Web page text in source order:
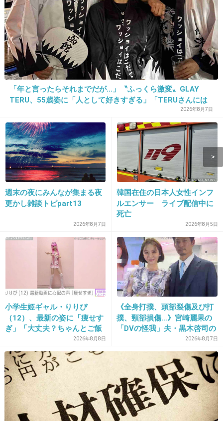
ている。良い時があんまり無いもん。
15件の返信
+79 -16
11. 匿名2025/05/02(金) 22:52:38
いつも風の時代って言ってない？「今年の猛暑はすごい」とか「今年の花粉は
3件の返信
+6
12. 匿名2025/05/02(金) 22:52:48
人生そんな頑張んないで生きてりゃいいじゃ
ん！ぐらい緩くあってほしい
+176 -1
13. 匿名2025/05/02(金) 22:53:01
悪いことしてる人は暴かれていくとか？
4件の返信
14. 匿名 2025/05/02(金) 22:53:08
>>6
「年と言ったらそれまでだが…」〝ふっくら激変〟GLAY
TERU、55歳姿に「人として好きすぎる」「TERUさんには
2026年8月7日
週末の夜にみんなが集まる夜
更かし雑談トピpart13
2026年8月7日
韓国在住の日本人女性インフ
ルエンサー ライブ配信中に
死亡
2026年8月5日
小学生姫ギャル・りりぴ
（12）、最新の姿に「痩せす
ぎ」「大丈夫？ちゃんとご飯
食べてね」など心配の声2026年8月8日
《全身打撲、頭部裂傷及び打
撲、頸部損傷…》宮崎麗果の
「DVの怪我」夫・黒木啓司の
逮捕で始まる「夫婦の闘争」
2026年8月7日